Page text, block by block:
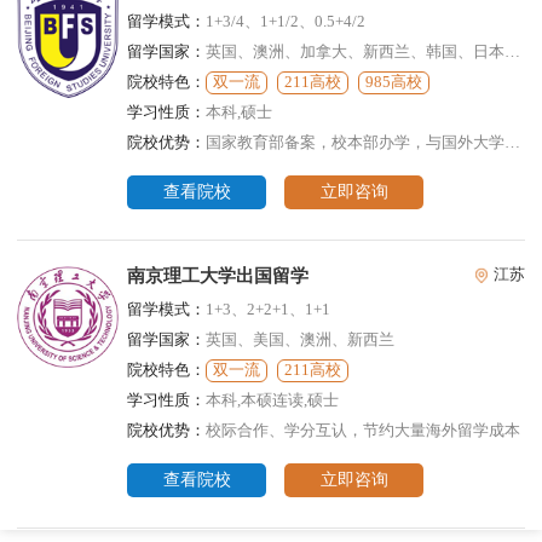
留学模式： 1+3/4、1+1/2、0.5+4/2
留学国家： 英国、澳洲、加拿大、新西兰、韩国、日本、德国、意大利、法国、俄罗斯、西班牙
院校特色：
双一流 211高校
985高校
学习性质： 本科,硕士
院校优势： 国家教育部备案，校本部办学，与国外大学签订合作协议
查看院校 立即咨询
南京理工大学出国留学 江苏
留学模式： 1+3、2+2+1、1+1
留学国家： 英国、美国、澳洲、新西兰
院校特色：
双一流
211高校
学习性质： 本科,本硕连读,硕士
院校优势： 校际合作、学分互认，节约大量海外留学成本
查看院校 立即咨询